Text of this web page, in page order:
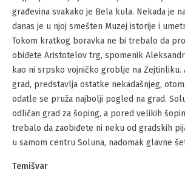
građevina svakako je Bela kula. Nekada je
danas je u njoj smešten Muzej istorije i
Tokom kratkog boravka ne bi trebalo da
obiđete Aristotelov trg, spomenik
kao ni srpsko vojničko groblje na Zejtinliku.
grad, predstavlja ostatke nekadašnjeg,
odatle se pruža najbolji pogled na grad.
odličan grad za šoping, a pored velikih
trebalo da zaobiđete ni neku od gradskih
u samom centru Soluna, nadomak glavne
Temišvar